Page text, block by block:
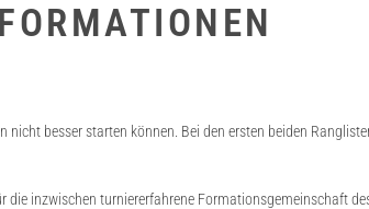
nicht besser starten können. Bei den ersten beiden
inzwischen turniererfahrene Formationsgemeinschaft